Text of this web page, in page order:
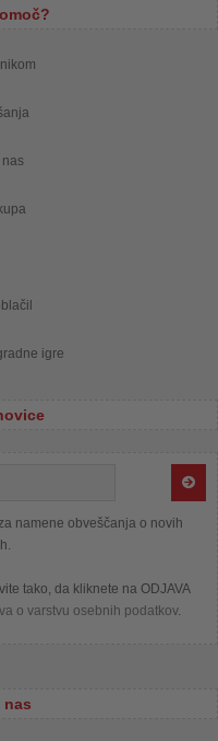
igre
namene obveščanja o novih
tako, da kliknete na ODJAVA
o varstvu osebnih podatkov.
nas